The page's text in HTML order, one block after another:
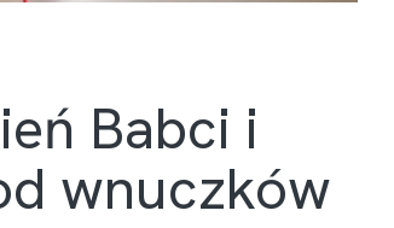
Babci i
wnuczków